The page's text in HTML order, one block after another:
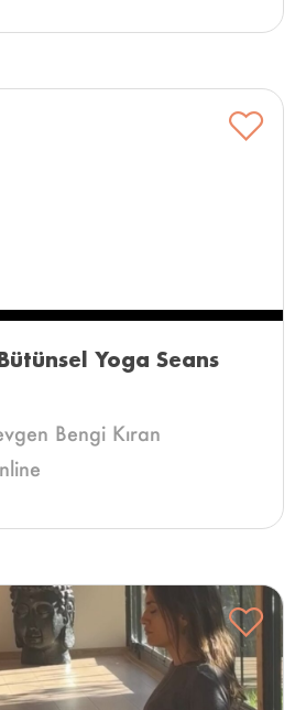
Yoga Seans
Bengi Kıran